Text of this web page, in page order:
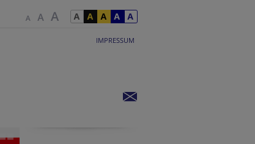
IMPRESSUM